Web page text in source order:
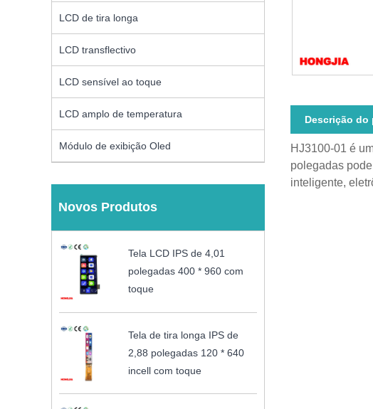
LCD de tira longa
LCD transflectivo
LCD sensível ao toque
LCD amplo de temperatura
Módulo de exibição Oled
Novos Produtos
Tela LCD IPS de 4,01
polegadas 400 * 960 com
toque
Tela de tira longa IPS de
2,88 polegadas 120 * 640
incell com toque
Descrição do
HJ3100-01 é
polegadas
inteligente,